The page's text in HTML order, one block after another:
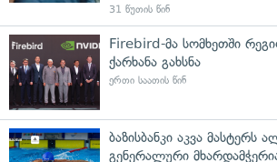
31 წუთის წინ
Firebird-მა სომხეთში
ქარხანა გახსნა
ერთი საათის წინ
ბაზისბანკი აკვა მასტერს
გენერალური